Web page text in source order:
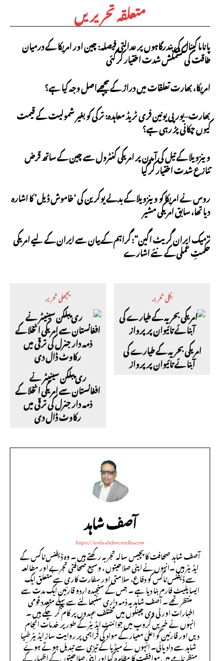
متعلقہ تحریریں
پاناما کینال کی بندرگاہوں پر عدالتی فیصلہ: چین اور امریکا کے درمیان
طاقت کی کشمکش شدت اختیار کر گئی
امریکا، بھارت تعلقات میں دراڑ کے پیچھے اصل وجہ کیا ہے؟
بھارت–یورپی یونین فری ٹریڈ معاہدہ: ترکی کو بغیر شمولیت کے قیمت
کیوں چکانی پڑ رہی ہے؟
وینزویلا کے تیل کی آمدن پر امریکی کنٹرول سے چین کے ساتھ قرض
تنازع شدت اختیار کر گیا
روس نے امریکا کو وینزویلا کے بدلے یوکرین کی ‘خاموش ڈیل’ کا اشارہ
دیا تھا، سابق امریکی مشیر
“میک ایران گریٹ اگین”: گراہم کے بیان سے ایران کے لیے امریکی
حکمتِ عملی کے نئے اشارے
پچھلی تحریر
ری پبلکن سینیٹر نے
افغانستان سے امریکی انخلا کے
ذمہ دار جنرل کی ترقی میں
رکاوٹ ڈال دی
اگلی تحریر
امریکی بحریہ کے طیارے کی
آبنائے تائیوان پر پرواز
آصف شاہد
https://urdu.defencetalks.com
آصف شاہد صحافت کا پچیس سالہ تجربہ رکھتے ہیں ۔ وہ ڈیفنس ٹاکس کے
ایڈیٹر ہیں ۔انہوں نے اپنی صلاحیتوں ، وسیع صحافتی تجربے اور مطالعہ
سے ڈیفنس ٹاکس کو دفاع، سلامتی اور سفارت کاری سے متعلق ایک
ایسا پلیٹ فارم بنا دیا ہے ۔ جس کے سنجیدہ اردو قارئین ایک مدت سے
منتظر تھے ۔ آصف شاہد یہ ذمہ داری سنبھالنے سے پہلے متعدد قومی
اخبارات اور ٹی وی چینلوں میں مختلف عہدوں پر کام کر چکے ہیں ۔
انہوں نے خبریں گروپ میں جوائنٹ ایڈیٹر کے طور پر خدمات انجام
دیں اور قارئین کو اعلیٰ معیار کے مواد کی فراہمی پر روایت ساز ایڈیٹر ضیا
شاہد سے داد پائی۔ انہوں نے میڈیا کے تیزی سے تبدیل ہوتے ہوئے
منظر نامے میں موافقت کا مظاہرہ کیا اور اپنی صلاحیتوں کے اظہار کے